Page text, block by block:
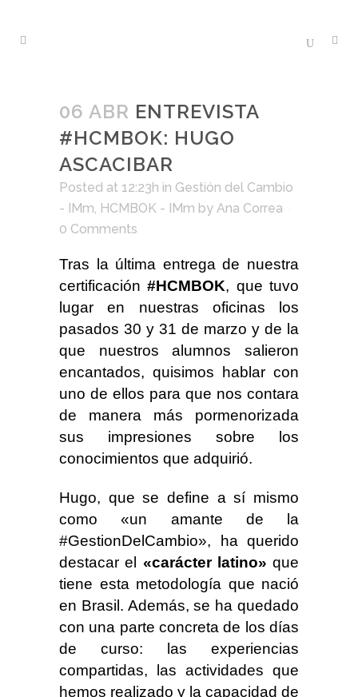
06 ABR ENTREVISTA
#HCMBOK: HUGO
ASCACIBAR
Posted at 12:23h in Gestión del Cambio
- IMm, HCMBOK - IMm by Ana Correa
0 Comments
Tras la última entrega de nuestra
certificación#HCMBOK, que tuvo
lugar en nuestras oficinas los
pasados 30 y 31 de marzo y de la
que nuestros alumnos salieron
encantados, quisimos hablar con
uno de ellos para que nos contara
de manera más pormenorizada
sus impresiones sobre los
conocimientos que adquirió.
Hugo, que se define a sí mismo
como «un amante de la
#GestionDelCambio», ha querido
destacar el «carácter latino» que
tiene esta metodología que nació
en Brasil. Además, se ha quedado
con una parte concreta de los días
de curso: las experiencias
compartidas, las actividades que
hemos realizado y la capacidad de